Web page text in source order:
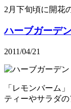
2月下旬頃に開花
ハーブガーデン
2011/04/21
「レモンバーム
ティーやサラダ